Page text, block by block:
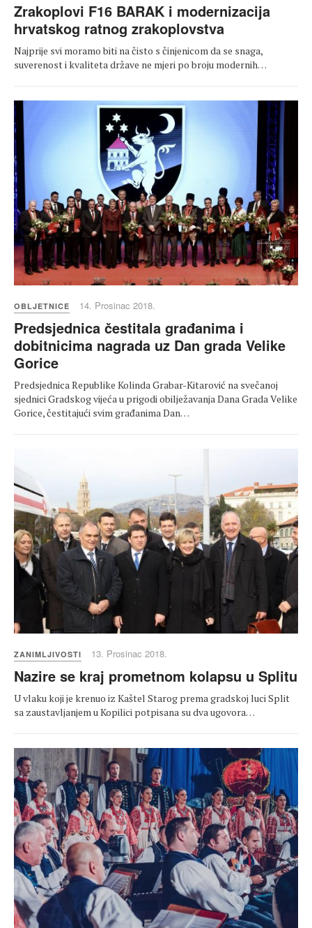
Zrakoplovi F16 BARAK i modernizacija
hrvatskog ratnog zrakoplovstva
Najprije svi moramo biti na čisto s činjenicom da se snaga,
suverenost i kvaliteta države ne mjeri po broju modernih…
OBLJETNICE 14. Prosinac 2018.
Predsjednica čestitala građanima i
dobitnicima nagrada uz Dan grada Velike
Gorice
Predsjednica Republike Kolinda Grabar-Kitarović na svečanoj
sjednici Gradskog vijeća u prigodi obilježavanja Dana Grada Velike
Gorice, čestitajući svim građanima Dan…
ZANIMLJIVOSTI 13. Prosinac 2018.
Nazire se kraj prometnom kolapsu u Splitu
U vlaku koji je krenuo iz Kaštel Starog prema gradskoj luci Split
sa zaustavljanjem u Kopilici potpisana su dva ugovora…